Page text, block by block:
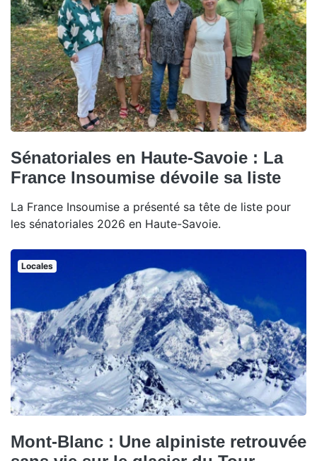
Sénatoriales en Haute-Savoie : La
France Insoumise dévoile sa liste
La France Insoumise a présenté sa tête de liste pour
les sénatoriales 2026 en Haute-Savoie.
Locales
Mont-Blanc : Une alpiniste retrouvée